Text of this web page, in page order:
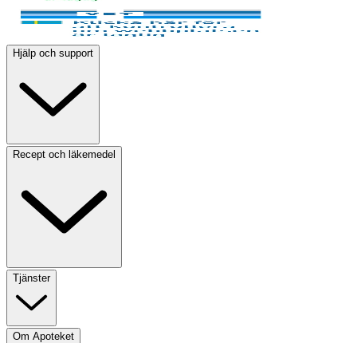
Hjälp och support
Recept och läkemedel
Tjänster
Om Apoteket